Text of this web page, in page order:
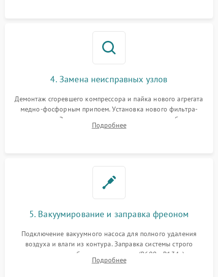
4. Замена неисправных узлов
Демонтаж сгоревшего компрессора и пайка нового агрегата
медно-фосфорным припоем. Установка нового фильтра-
осушителя. Замена изношенных вентиляторов обдува,
сломанных заслонок или поврежденных дверных петель.
Подробнее
5. Вакуумирование и заправка фреоном
Подключение вакуумного насоса для полного удаления
воздуха и влаги из контура. Заправка системы строго
дозированным объемом хладагента (R600a, R134a) по
электронным весам. Контроль рабочего давления в системе.
Подробнее